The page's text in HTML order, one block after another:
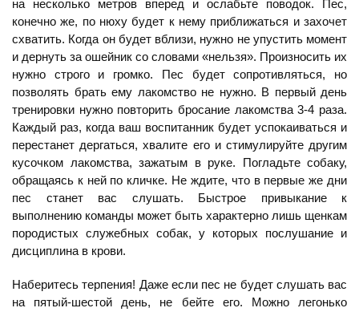
на несколько метров вперед и ослабьте поводок. Пес,
конечно же, по нюху будет к нему приближаться и захочет
схватить. Когда он будет вблизи, нужно не упустить момент
и дернуть за ошейник со словами «нельзя». Произносить их
нужно строго и громко. Пес будет сопротивляться, но
позволять брать ему лакомство не нужно. В первый день
тренировки нужно повторить бросание лакомства 3-4 раза.
Каждый раз, когда ваш воспитанник будет успокаиваться и
перестанет дергаться, хвалите его и стимулируйте другим
кусочком лакомства, зажатым в руке. Погладьте собаку,
обращаясь к ней по кличке. Не ждите, что в первые же дни
пес станет вас слушать. Быстрое привыкание к
выполнению команды может быть характерно лишь щенкам
породистых служебных собак, у которых послушание и
дисциплина в крови.
Наберитесь терпения! Даже если пес не будет слушать вас
на пятый-шестой день, не бейте его. Можно легонько